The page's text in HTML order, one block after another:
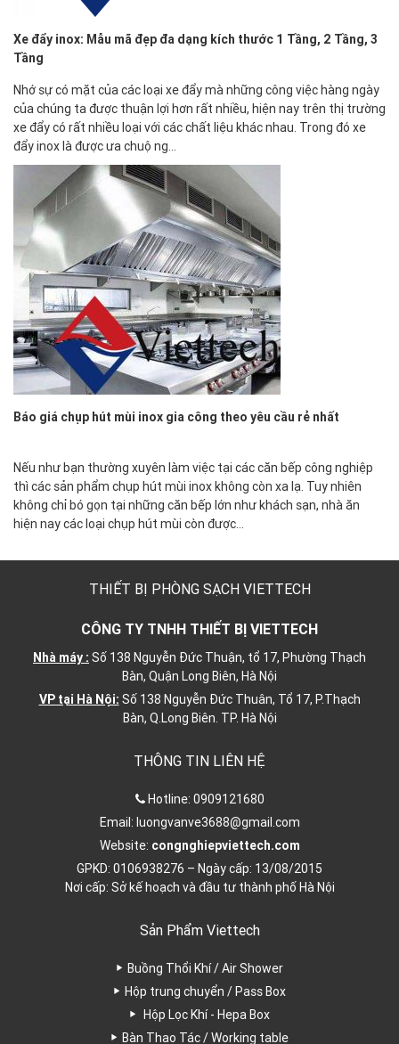
Xe đẩy inox: Mẫu mã đẹp đa dạng kích thước 1 Tầng, 2 Tầng, 3
Tầng
Nhớ sự có mặt của các loại xe đẩy mà những công việc hàng ngày
của chúng ta được thuận lợi hơn rất nhiều, hiện nay trên thị trường
xe đẩy có rất nhiều loại với các chất liệu khác nhau. Trong đó xe
đẩy inox là được ưa chuộng…
Báo giá chụp hút mùi inox gia công theo yêu cầu rẻ nhất
Nếu như bạn thường xuyên làm việc tại các căn bếp công nghiệp
thì các sản phẩm chụp hút mùi inox không còn xa lạ. Tuy nhiên
không chỉ bó gọn tại những căn bếp lớn như khách sạn, nhà ăn
hiện nay các loại chụp hút mùi còn được…
THIẾT BỊ PHÒNG SẠCH VIETTECH
CÔNG TY TNHH THIẾT BỊ VIETTECH
Nhà máy : Số 138 Nguyễn Đức Thuận, tổ 17, Phường Thạch
Bàn, Quận Long Biên, Hà Nội
VP tại Hà Nội: Số 138 Nguyễn Đức Thuân, Tổ 17, P.Thạch
Bàn, Q.Long Biên. TP. Hà Nội
THÔNG TIN LIÊN HỆ
Hotline: 0909121680
Email: luongvanve3688@gmail.com
Website: congnghiepviettech.com
GPKD: 0106938276 – Ngày cấp: 13/08/2015
Nơi cấp: Sở kế hoạch và đầu tư thành phố Hà Nội
Sản Phẩm Viettech
Buồng Thổi Khí / Air Shower
Hộp trung chuyển / Pass Box
Hộp Lọc Khí - Hepa Box
Bàn Thao Tác / Working table